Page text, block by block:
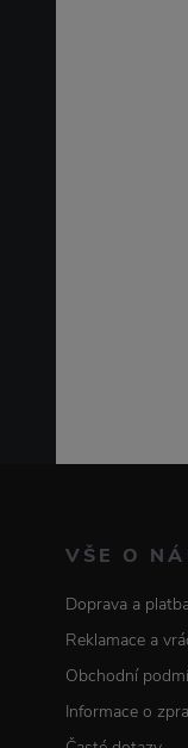
VŠE O
Doprava a
Reklamace a
Obchodní
Informace o